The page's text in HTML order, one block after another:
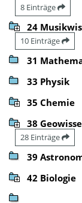
8 Einträge
24
10 Einträge
31
33 Physik
35 Chemie
38
28 Einträge
39
42 Biologie